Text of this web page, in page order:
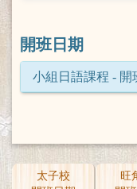
開班日期
小組日語課程 - 開
太子校
旺